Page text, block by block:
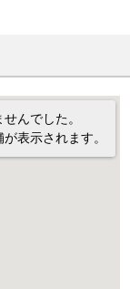
んでした。
表示されます。